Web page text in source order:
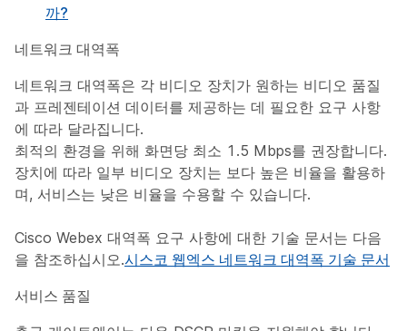
까?
네트워크 대역폭
네트워크 대역폭은 각 비디오 장치가 원하는 비디오 품질
과 프레젠테이션 데이터를 제공하는 데 필요한 요구 사항
에 따라 달라집니다.
최적의 환경을 위해 화면당 최소 1.5 Mbps를 권장합니다.
장치에 따라 일부 비디오 장치는 보다 높은 비율을 활용하
며, 서비스는 낮은 비율을 수용할 수 있습니다.
Cisco Webex 대역폭 요구 사항에 대한 기술 문서는 다음
을 참조하십시오.시스코 웹엑스 네트워크 대역폭 기술 문서
서비스 품질